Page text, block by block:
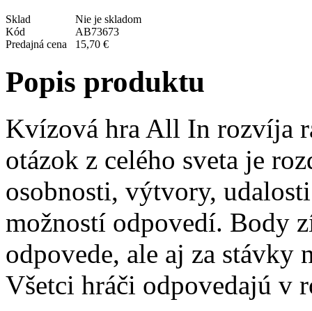
Sklad
Nie je skladom
Kód
AB73673
Predajná cena
15,70 €
Popis produktu
Kvízová hra All In rozvíja
otázok z celého sveta je
osobnosti, výtvory,
možností odpovedí. Body
odpovede, ale aj za stávky
Všetci hráči odpovedajú v